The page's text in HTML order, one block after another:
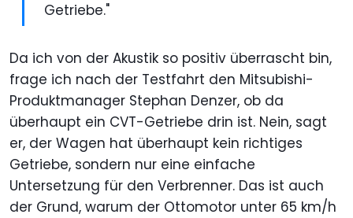
Getriebe."
Da ich von der Akustik so positiv überrascht bin,
frage ich nach der Testfahrt den Mitsubishi-
Produktmanager Stephan Denzer, ob da
überhaupt ein CVT-Getriebe drin ist. Nein, sagt
er, der Wagen hat überhaupt kein richtiges
Getriebe, sondern nur eine einfache
Untersetzung für den Verbrenner. Das ist auch
der Grund, warum der Ottomotor unter 65 km/h